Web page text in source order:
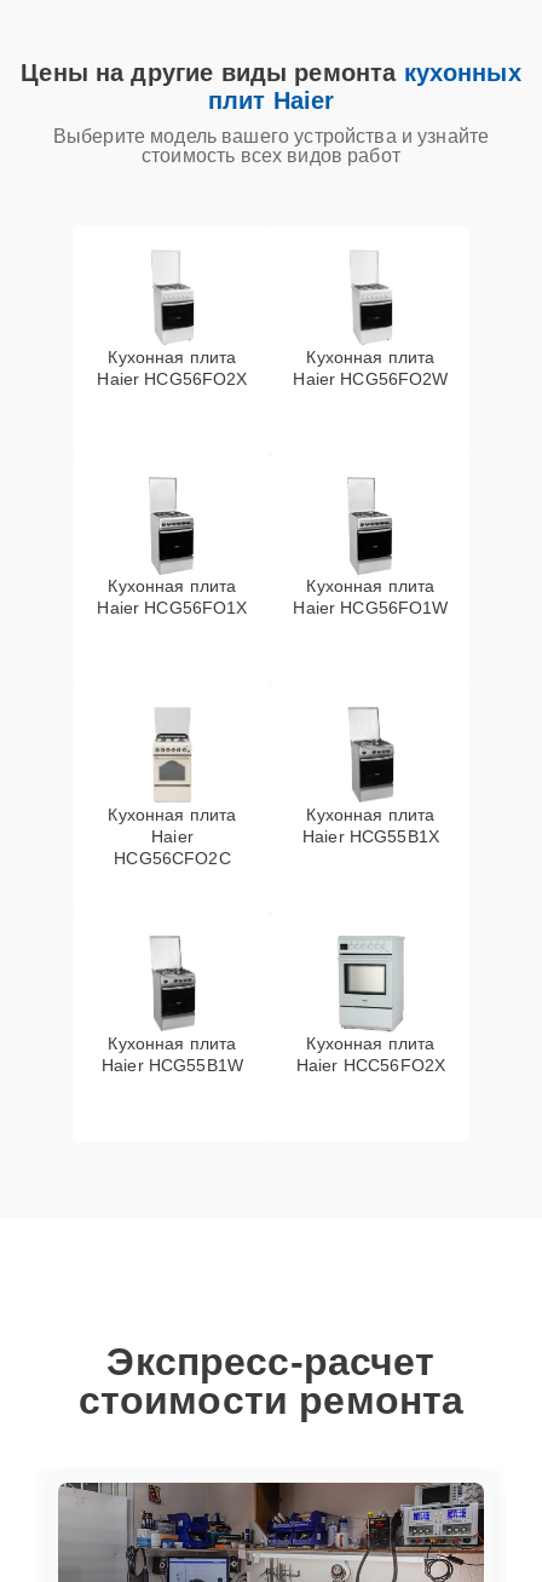
Цены на другие виды ремонта кухонных
плит Haier
Выберите модель вашего устройства и узнайте
стоимость всех видов работ
Кухонная плита
Haier HCG56FO2X
Кухонная плита
Haier HCG56FO2W
Кухонная плита
Haier HCG56FO1X
Кухонная плита
Haier HCG56FO1W
Кухонная плита
Haier
HCG56CFO2C
Кухонная плита
Haier HCG55B1X
Кухонная плита
Haier HCG55B1W
Кухонная плита
Haier HCC56FO2X
Экспресс-расчет
стоимости ремонта